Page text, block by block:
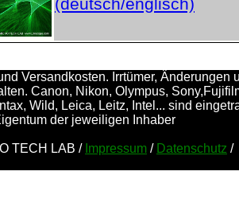
Versandkosten. Irrtümer, Änderungen
Canon, Nikon, Olympus,
Wild, Leica, Leitz, Intel... sind
der jeweiligen Inhaber
TECH LAB / Impressum / Datenschutz /